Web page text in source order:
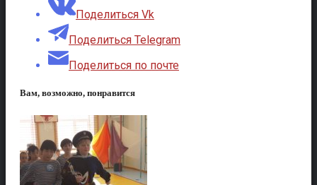
Поделиться Vk
Поделиться Telegram
Поделиться по почте
Вам, возможно, понравится